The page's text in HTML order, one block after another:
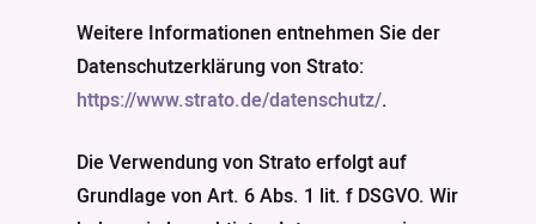
Weitere Informationen entnehmen Sie der
Datenschutzerklärung von Strato:
https://www.strato.de/datenschutz/.
Die Verwendung von Strato erfolgt auf
Grundlage von Art. 6 Abs. 1 lit. f DSGVO. Wir